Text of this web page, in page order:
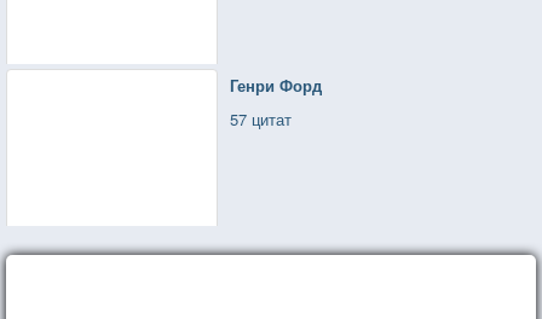
Генри Форд
57 цитат